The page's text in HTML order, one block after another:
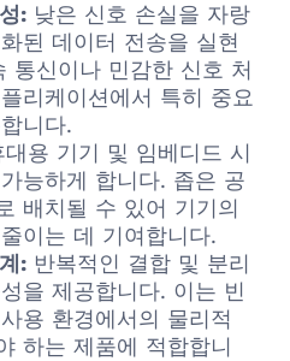
: 낮은 신호 손실을 자랑
된 데이터 전송을 실현
통신이나 민감한 신호 처
리케이션에서 특히 중요
니다.
대용 기기 및 임베디드 시
능하게 합니다. 좁은 공
배치될 수 있어 기기의
이는 데 기여합니다.
: 반복적인 결합 및 분리
을 제공합니다. 이는 빈
용 환경에서의 물리적
하는 제품에 적합합니